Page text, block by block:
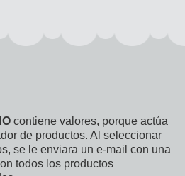
contiene valores, porque actúa
de productos. Al seleccionar
se le enviara un e-mail con una
todos los productos